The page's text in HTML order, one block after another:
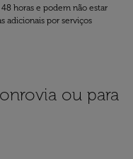
horas e podem não estar
adicionais por serviços
ou para